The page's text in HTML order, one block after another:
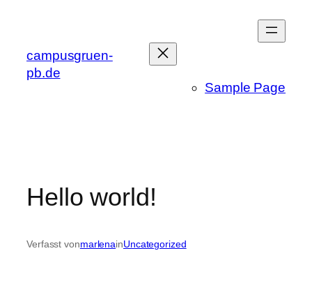
campusgruen-
pb.de
Sample Page
Hello world!
Verfasst vonmarlenainUncategorized